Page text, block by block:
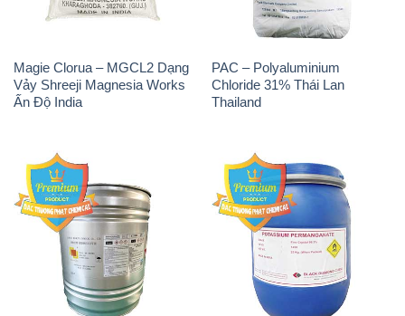
Tẩy Đường – NA2S2O4
Guangdi Maoming Thùng
Xám Trung Quốc China
Thuốc Tím – KMNO4 Black
Diamond Ấn Độ India